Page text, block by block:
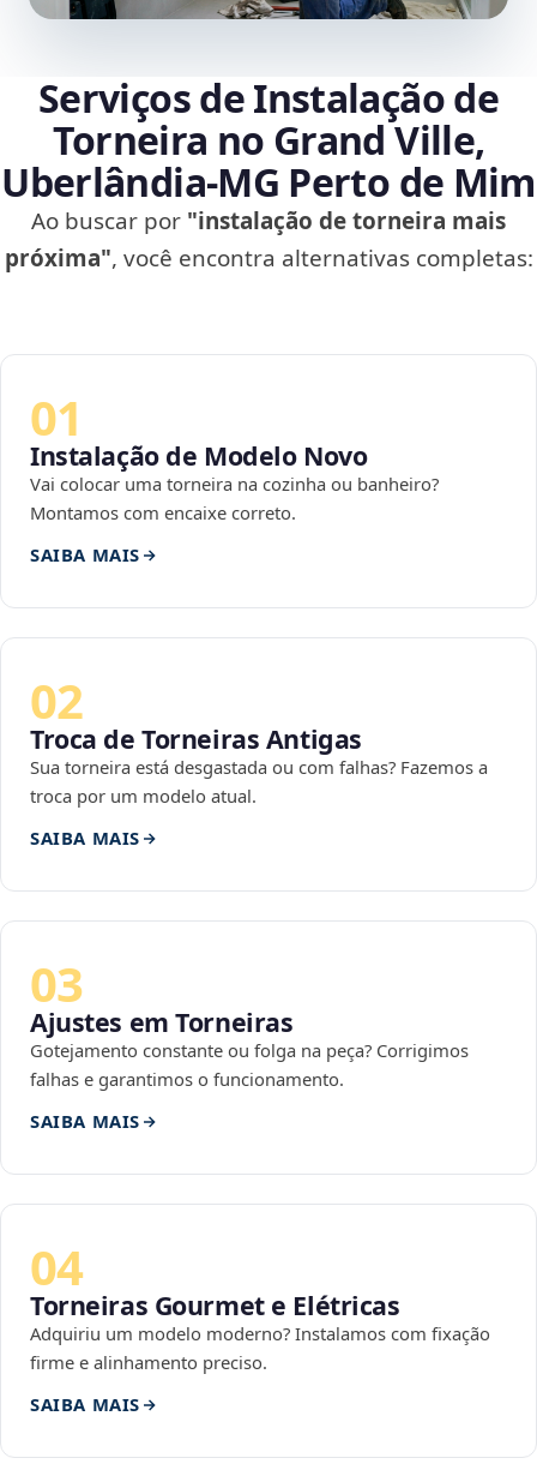
Serviços de Instalação de
Torneira no Grand Ville,
Uberlândia‑MG Perto de Mim
Ao buscar por "instalação de torneira mais
próxima", você encontra alternativas completas:
01
Instalação de Modelo Novo
Vai colocar uma torneira na cozinha ou banheiro?
Montamos com encaixe correto.
SAIBA MAIS
02
Troca de Torneiras Antigas
Sua torneira está desgastada ou com falhas? Fazemos a
troca por um modelo atual.
SAIBA MAIS
03
Ajustes em Torneiras
Gotejamento constante ou folga na peça? Corrigimos
falhas e garantimos o funcionamento.
SAIBA MAIS
04
Torneiras Gourmet e Elétricas
Adquiriu um modelo moderno? Instalamos com fixação
firme e alinhamento preciso.
SAIBA MAIS